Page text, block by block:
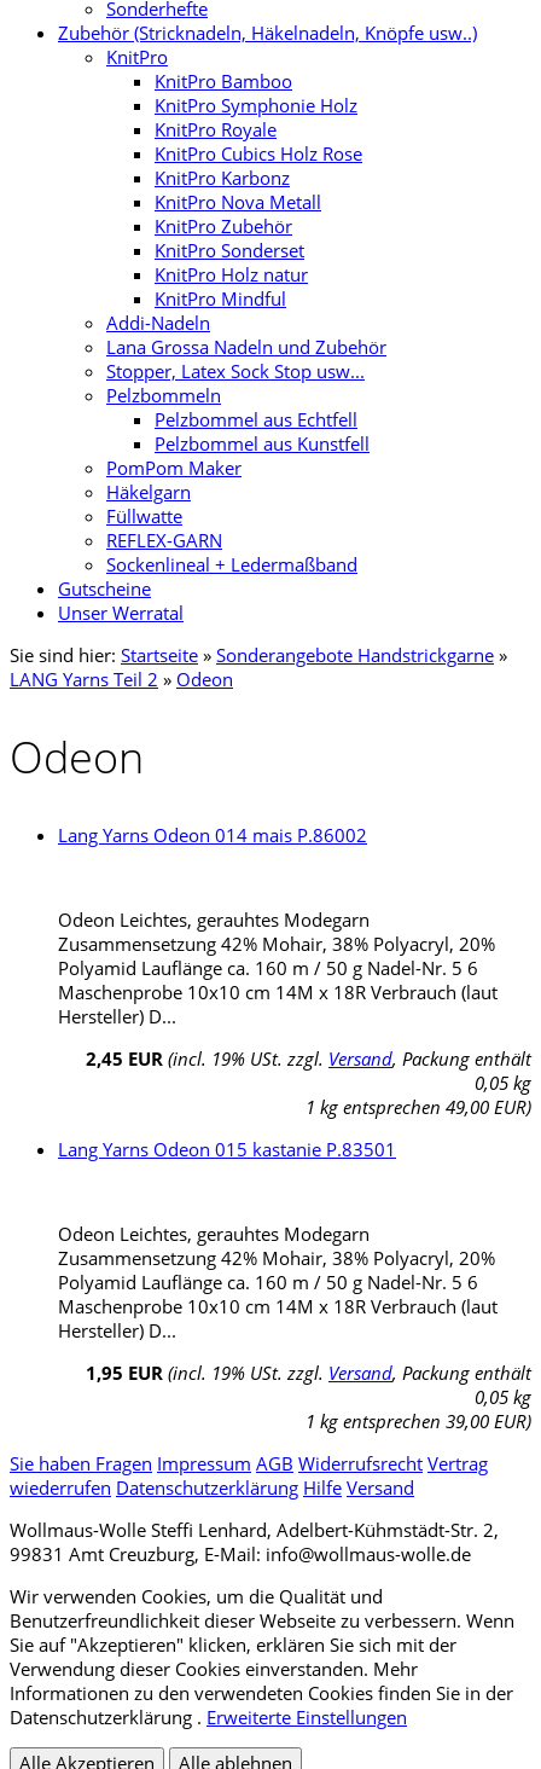
Sonderhefte
Zubehör (Stricknadeln, Häkelnadeln, Knöpfe usw..)
KnitPro
KnitPro Bamboo
KnitPro Symphonie Holz
KnitPro Royale
KnitPro Cubics Holz Rose
KnitPro Karbonz
KnitPro Nova Metall
KnitPro Zubehör
KnitPro Sonderset
KnitPro Holz natur
KnitPro Mindful
Addi-Nadeln
Lana Grossa Nadeln und Zubehör
Stopper, Latex Sock Stop usw...
Pelzbommeln
Pelzbommel aus Echtfell
Pelzbommel aus Kunstfell
PomPom Maker
Häkelgarn
Füllwatte
REFLEX-GARN
Sockenlineal + Ledermaßband
Gutscheine
Unser Werratal
Sie sind hier: Startseite » Sonderangebote Handstrickgarne »
LANG Yarns Teil 2 » Odeon
Odeon
Lang Yarns Odeon 014 mais P.86002
Odeon Leichtes, gerauhtes Modegarn
Zusammensetzung 42% Mohair, 38% Polyacryl, 20%
Polyamid Lauflänge ca. 160 m / 50 g Nadel-Nr. 5 6
Maschenprobe 10x10 cm 14M x 18R Verbrauch (laut
Hersteller) D...
2,45 EUR (incl. 19% USt. zzgl. Versand, Packung enthält
0,05 kg
1 kg entsprechen 49,00 EUR)
Lang Yarns Odeon 015 kastanie P.83501
Odeon Leichtes, gerauhtes Modegarn
Zusammensetzung 42% Mohair, 38% Polyacryl, 20%
Polyamid Lauflänge ca. 160 m / 50 g Nadel-Nr. 5 6
Maschenprobe 10x10 cm 14M x 18R Verbrauch (laut
Hersteller) D...
1,95 EUR (incl. 19% USt. zzgl. Versand, Packung enthält
0,05 kg
1 kg entsprechen 39,00 EUR)
Sie haben Fragen Impressum AGB Widerrufsrecht Vertrag
wiederrufen Datenschutzerklärung Hilfe Versand
Wollmaus-Wolle Steffi Lenhard, Adelbert-Kühmstädt-Str. 2,
99831 Amt Creuzburg, E-Mail: info@wollmaus-wolle.de
Wir verwenden Cookies, um die Qualität und
Benutzerfreundlichkeit dieser Webseite zu verbessern. Wenn
Sie auf "Akzeptieren" klicken, erklären Sie sich mit der
Verwendung dieser Cookies einverstanden. Mehr
Informationen zu den verwendeten Cookies finden Sie in der
Datenschutzerklärung . Erweiterte Einstellungen
Alle Akzeptieren
Alle ablehnen